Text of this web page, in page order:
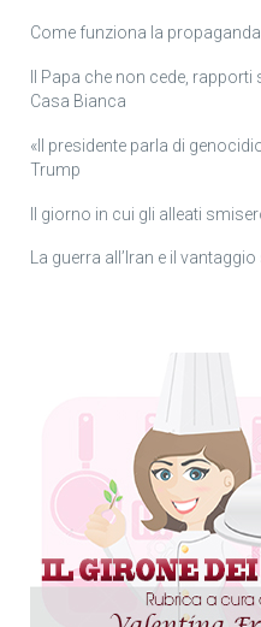
Come funziona la
Il Papa che non cede,
Casa Bianca
«Il presidente parla di
Trump
Il giorno in cui gli alleati
La guerra all’Iran e il